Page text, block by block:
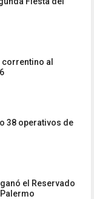
al
38 operativos de
el Reservado